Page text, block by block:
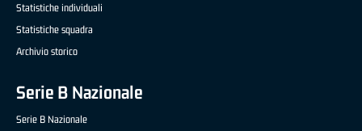
Statistiche individuali
Statistiche squadra
Archivio storico
Serie B Nazionale
Serie B Nazionale